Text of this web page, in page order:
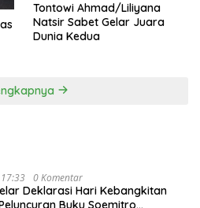
Tontowi Ahmad/Liliyana
Natsir Sabet Gelar Juara
Dunia Kedua
0 Komentar
Deklarasi Hari Kebangkitan
Buku Soemitro